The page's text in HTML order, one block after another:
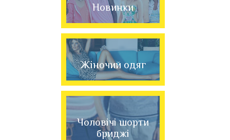
Новинки
Жіночий одяг
Чоловічі шорти
бриджі